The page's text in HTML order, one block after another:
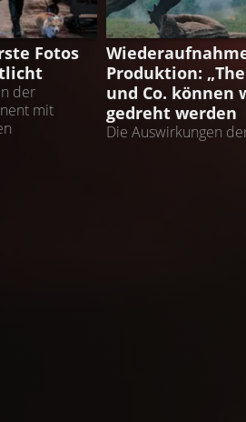
Fotos
der
mit
NEWS
Produktion:
und Co. können
gedreht werden
Die Auswirkungen